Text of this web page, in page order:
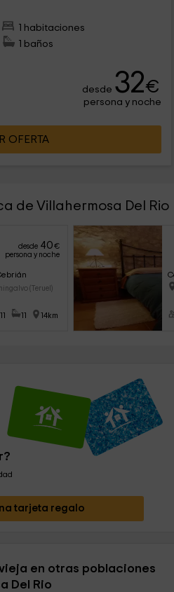
1 habitaciones
1 baños
desde 32€
persona y noche
OFERTA
de Villahermosa Del Rio
desde 40€
persona y noche
(Teruel)
11 11 14km
tarjeta regalo
en otras poblaciones
Del Rio